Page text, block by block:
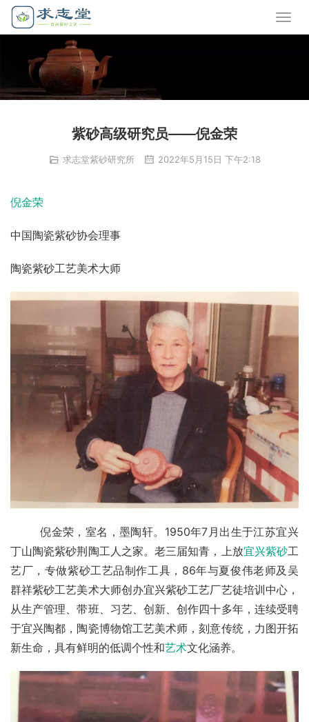
紫砂高级研究员——倪金荣
求志堂紫砂研究所 2022年5月15日 下午2:18
倪金荣
中国陶瓷紫砂协会理事
陶瓷紫砂工艺美术大师
        倪金荣，室名，墨陶轩。1950年7月出生于江苏宜兴
丁山陶瓷紫砂荆陶工人之家。老三届知青，上放宜兴紫砂工
艺厂，专做紫砂工艺品制作工具，86年与夏俊伟老师及吴
群祥紫砂工艺美术大师创办宜兴紫砂工艺厂艺徒培训中心，
从生产管理、带班、习艺、创新、创作四十多年，连续受聘
于宜兴陶都，陶瓷博物馆工艺美术师，刻意传统，力图开拓
新生命，具有鲜明的低调个性和艺术文化涵养。